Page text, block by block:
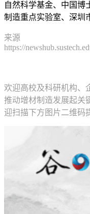
自然科学基金、中国博
制造重点实验室、深圳
来源
https://
欢迎高校及科研机构、
推动增材制造发展起关
迎扫描下方图片二维码